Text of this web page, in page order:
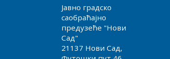
Јавно градско
саобраћајно
предузеће "Нови
Сад"
21137 Нови Сад,